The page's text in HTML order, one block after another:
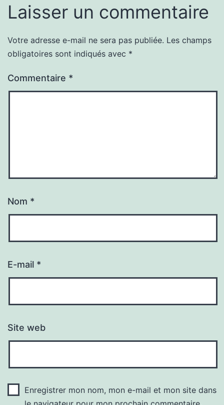
Laisser un commentaire
Votre adresse e-mail ne sera pas publiée. Les champs
obligatoires sont indiqués avec *
Commentaire *
Nom *
E-mail *
Site web
Enregistrer mon nom, mon e-mail et mon site dans